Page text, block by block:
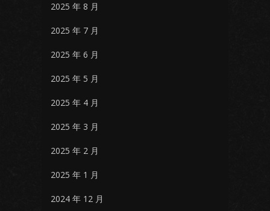
2025 年 8 月
2025 年 7 月
2025 年 6 月
2025 年 5 月
2025 年 4 月
2025 年 3 月
2025 年 2 月
2025 年 1 月
2024 年 12 月